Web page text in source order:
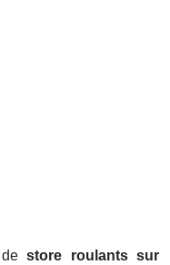
destore roulants sur